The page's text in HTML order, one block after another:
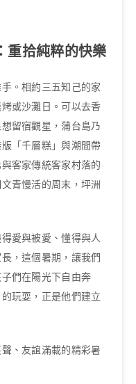
重拾純粹的快樂
。相約三五知己的家
或沙灘日。可以去香
留宿觀星，蒲台島乃
「千層糕」與潮間帶
客家傳統客家村落的
青慢活的周末，坪洲
愛與被愛、懂得與人
，這個暑期，讓我們
們在陽光下自由奔
玩耍，正是他們建立
、友誼滿載的精彩暑